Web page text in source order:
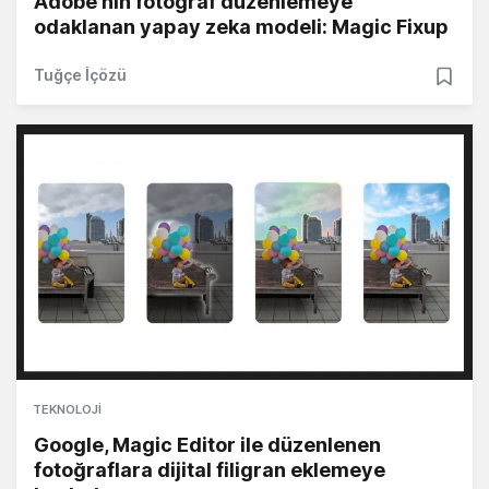
odaklanan yapay zeka modeli: Magic Fixup
Tuğçe İçözü
TEKNOLOJI
Google, Magic Editor ile düzenlenen
fotoğraflara dijital filigran eklemeye